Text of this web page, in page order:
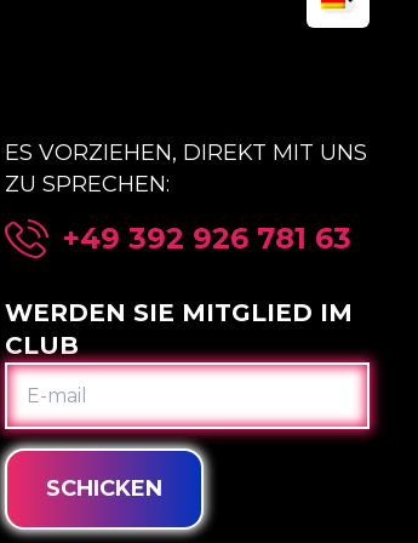
ES VORZIEHEN, DIREKT MIT UNS
ZU SPRECHEN:
+49 392 926 781 63
WERDEN SIE MITGLIED IM
CLUB
E-
MAIL
SCHICKEN